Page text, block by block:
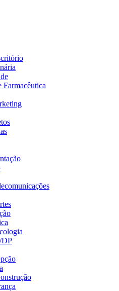
Farmacêutica
DP